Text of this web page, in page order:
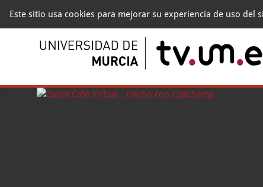
Este sitio usa cookies para mejorar su experiencia de uso